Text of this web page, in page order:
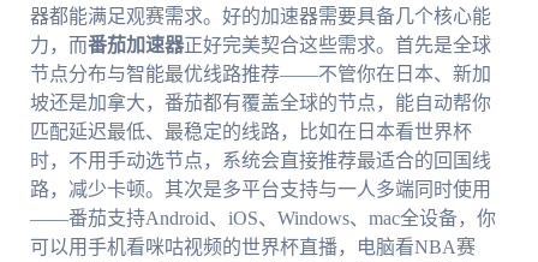
器都能满足观赛需求。好的加速器需要具备几个核心能
力，而番茄加速器正好完美契合这些需求。首先是全球
节点分布与智能最优线路推荐——不管你在日本、新加
坡还是加拿大，番茄都有覆盖全球的节点，能自动帮你
匹配延迟最低、最稳定的线路，比如在日本看世界杯
时，不用手动选节点，系统会直接推荐最适合的回国线
路，减少卡顿。其次是多平台支持与一人多端同时使用
——番茄支持Android、iOS、Windows、mac全设备，你
可以用手机看咪咕视频的世界杯直播，电脑看NBA赛